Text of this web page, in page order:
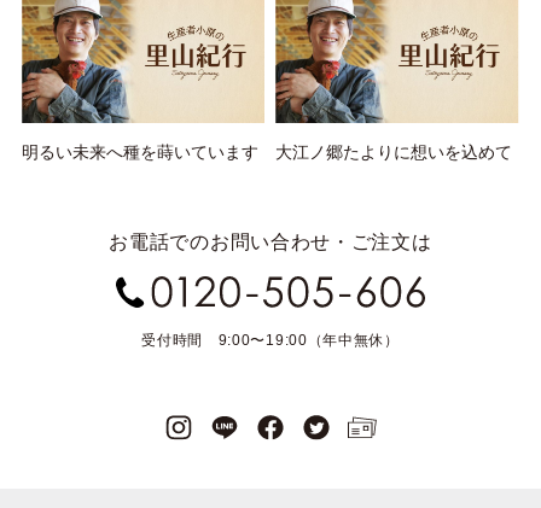
明るい未来へ種を蒔いています 大江ノ郷たよりに想いを込めて
お電話でのお問い合わせ・ご注文は
受付時間 9:00〜19:00（年中無休）